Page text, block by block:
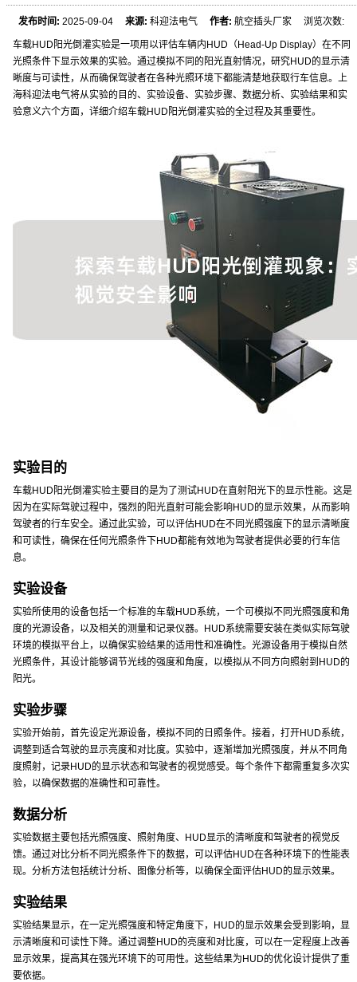
发布时间: 2025-09-04来源: 科迎法电气作者: 航空插头厂家 浏览次数:
车载HUD阳光倒灌实验是一项用以评估车辆内HUD（Head-Up Display）在不同
光照条件下显示效果的实验。通过模拟不同的阳光直射情况，研究HUD的显示清
晰度与可读性，从而确保驾驶者在各种光照环境下都能清楚地获取行车信息。上
海科迎法电气将从实验的目的、实验设备、实验步骤、数据分析、实验结果和实
验意义六个方面，详细介绍车载HUD阳光倒灌实验的全过程及其重要性。
实验目的
车载HUD阳光倒灌实验主要目的是为了测试HUD在直射阳光下的显示性能。这是
因为在实际驾驶过程中，强烈的阳光直射可能会影响HUD的显示效果，从而影响
驾驶者的行车安全。通过此实验，可以评估HUD在不同光照强度下的显示清晰度
和可读性，确保在任何光照条件下HUD都能有效地为驾驶者提供必要的行车信
息。
实验设备
实验所使用的设备包括一个标准的车载HUD系统，一个可模拟不同光照强度和角
度的光源设备，以及相关的测量和记录仪器。HUD系统需要安装在类似实际驾驶
环境的模拟平台上，以确保实验结果的适用性和准确性。光源设备用于模拟自然
光照条件，其设计能够调节光线的强度和角度，以模拟从不同方向照射到HUD的
阳光。
实验步骤
实验开始前，首先设定光源设备，模拟不同的日照条件。接着，打开HUD系统，
调整到适合驾驶的显示亮度和对比度。实验中，逐渐增加光照强度，并从不同角
度照射，记录HUD的显示状态和驾驶者的视觉感受。每个条件下都需重复多次实
验，以确保数据的准确性和可靠性。
数据分析
实验数据主要包括光照强度、照射角度、HUD显示的清晰度和驾驶者的视觉反
馈。通过对比分析不同光照条件下的数据，可以评估HUD在各种环境下的性能表
现。分析方法包括统计分析、图像分析等，以确保全面评估HUD的显示效果。
实验结果
实验结果显示，在一定光照强度和特定角度下，HUD的显示效果会受到影响，显
示清晰度和可读性下降。通过调整HUD的亮度和对比度，可以在一定程度上改善
显示效果，提高其在强光环境下的可用性。这些结果为HUD的优化设计提供了重
要依据。